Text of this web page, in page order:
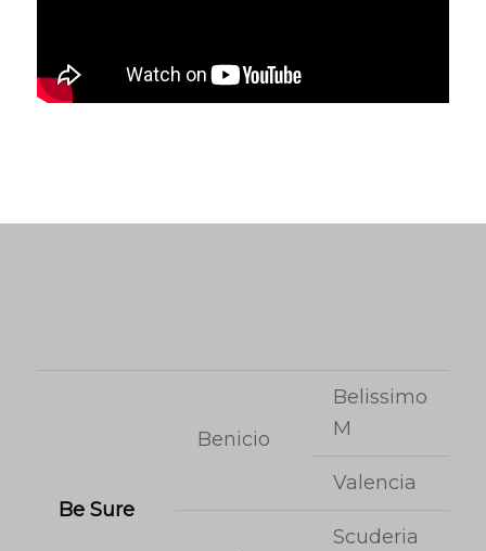
Be Sure
Benicio
Belissimo
M
Valencia
Scuderia